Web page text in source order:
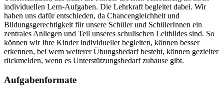
individuellen Lern-Aufgaben. Die Lehrkraft begleitet dabei. Wir
haben uns dafür entschieden, da Chancengleichheit und
Bildungsgerechtigkeit für unsere Schüler und SchülerInnen ein
zentrales Anliegen und Teil unseres schulischen Leitbildes sind. So
können wir Ihre Kinder individueller begleiten, können besser
erkennen, bei wem weiterer Übungsbedarf besteht, können gezielter
rückmelden, wenn es Unterstützungsbedarf zuhause gibt.
Aufgabenformate